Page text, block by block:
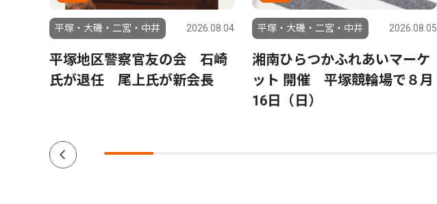
平塚・大磯・二宮・中井 2026.08.04
平塚地区警察官友の会 石崎
氏が退任 尾上氏が新会長
平塚・大磯・二宮・中井 2026.08.05
湘南ひらつかふれあいマーケ
ット 開催 平塚競輪場で８月
16日（日）